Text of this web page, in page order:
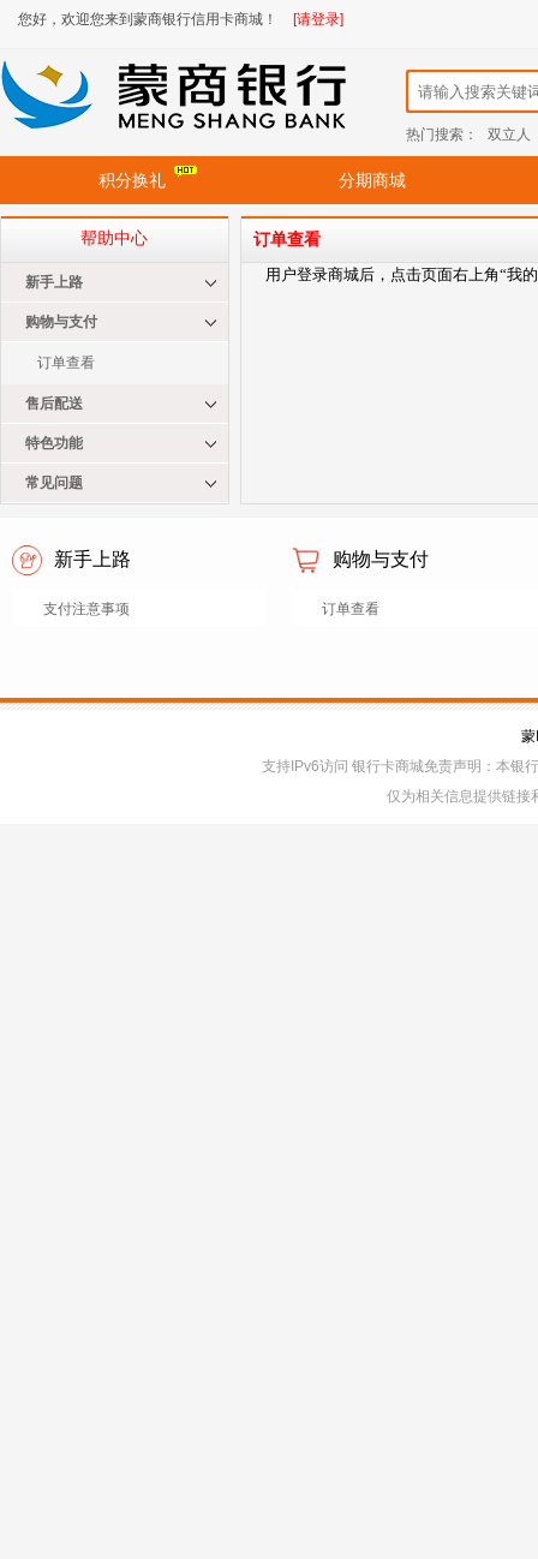
您好，欢迎您来到蒙商银行信用卡商城！ [请登录]
热门搜索： 双立人
积分换礼 分期商城
帮助中心
新手上路
购物与支付
订单查看
售后配送
特色功能
常见问题
订单查看
用户登录商城后，点击页面右上角“我
新手上路
支付注意事项
购物与支付
订单查看
支持IPv6访问 银行卡商城免责声明：本银
仅为相关信息提供链接